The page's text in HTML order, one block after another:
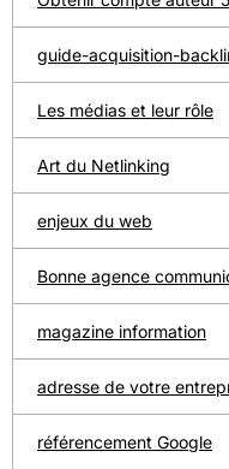
guide-acquisition-
Les médias et leur rôle
Art du Netlinking
enjeux du web
Bonne agence
magazine information
adresse de votre
référencement Google